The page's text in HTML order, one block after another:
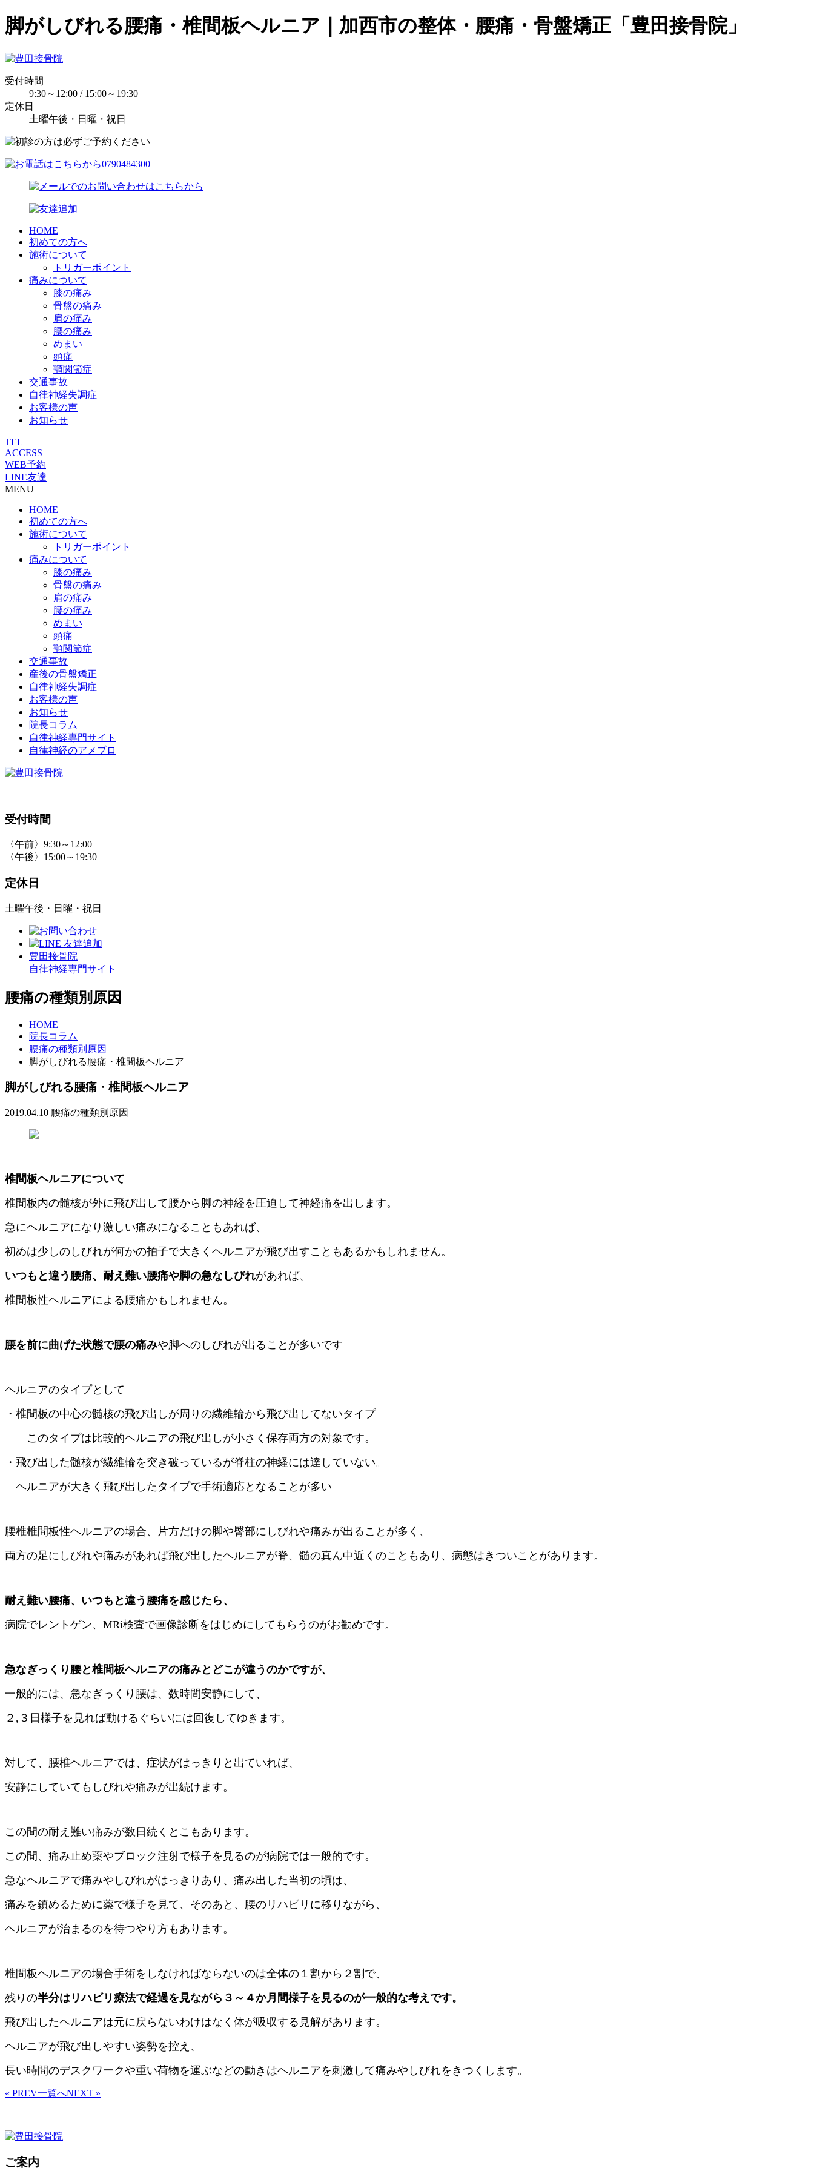
脚がしびれる腰痛・椎間板ヘルニア｜加西市の整体・腰痛・骨盤矯正「豊田接骨院」
受付時間
9:30～12:00 / 15:00～19:30
定休日
土曜午後・日曜・祝日
HOME
初めての方へ
施術について
トリガーポイント
痛みについて
膝の痛み
骨盤の痛み
肩の痛み
腰の痛み
めまい
頭痛
顎関節症
交通事故
自律神経失調症
お客様の声
お知らせ
TEL
ACCESS
WEB予約
LINE友達
MENU
HOME
初めての方へ
施術について
トリガーポイント
痛みについて
膝の痛み
骨盤の痛み
肩の痛み
腰の痛み
めまい
頭痛
顎関節症
交通事故
産後の骨盤矯正
自律神経失調症
お客様の声
お知らせ
院長コラム
自律神経専門サイト
自律神経のアメブロ
受付時間
〈午前〉9:30～12:00
〈午後〉15:00～19:30
定休日
土曜午後・日曜・祝日
豊田接骨院
自律神経専門サイト
腰痛の種類別原因
HOME
院長コラム
腰痛の種類別原因
脚がしびれる腰痛・椎間板ヘルニア
脚がしびれる腰痛・椎間板ヘルニア
2019.04.10 腰痛の種類別原因
椎間板ヘルニアについて
椎間板内の髄核が外に飛び出して腰から脚の神経を圧迫して神経痛を出します。
急にヘルニアになり激しい痛みになることもあれば、
初めは少しのしびれが何かの拍子で大きくヘルニアが飛び出すこともあるかもしれません。
いつもと違う腰痛、耐え難い腰痛や脚の急なしびれがあれば、
椎間板性ヘルニアによる腰痛かもしれません。
腰を前に曲げた状態で腰の痛みや脚へのしびれが出ることが多いです
ヘルニアのタイプとして
・椎間板の中心の髄核の飛び出しが周りの繊維輪から飛び出してないタイプ
このタイプは比較的ヘルニアの飛び出しが小さく保存両方の対象です。
・飛び出した髄核が繊維輪を突き破っているが脊柱の神経には達していない。
ヘルニアが大きく飛び出したタイプで手術適応となることが多い
腰椎椎間板性ヘルニアの場合、片方だけの脚や臀部にしびれや痛みが出ることが多く、
両方の足にしびれや痛みがあれば飛び出したヘルニアが脊、髄の真ん中近くのこともあり、 病態はきついことがあります。
耐え難い腰痛、いつもと違う腰痛を感じたら、
病院でレントゲン、MRi検査で画像診断をはじめにしてもらうのがお勧めです。
急なぎっくり腰と椎間板ヘルニアの痛みとどこが違うのかですが、
一般的には、急なぎっくり腰は、数時間安静にして、
２,３日様子を見れば動けるぐらいには回復してゆきます。
対して、腰椎ヘルニアでは、症状がはっきりと出ていれば、
安静にしていてもしびれや痛みが出続けます。
この間の耐え難い痛みが数日続くとこもあります。
この間、痛み止め薬やブロック注射で様子を見るのが病院では一般的です。
急なヘルニアで痛みやしびれがはっきりあり、痛み出した当初の頃は、
痛みを鎮めるために薬で様子を見て、そのあと、腰のリハビリに移りながら、
ヘルニアが治まるのを待つやり方もあります。
椎間板ヘルニアの場合手術をしなければならないのは全体の１割から２割で、
残りの半分はリハビリ療法で経過を見ながら３～４か月間様子を見るのが一般的な考えです。
飛び出したヘルニアは元に戻らないわけはなく体が吸収する見解があります。
ヘルニアが飛び出しやすい姿勢を控え、
長い時間のデスクワークや重い荷物を運ぶなどの動きはヘルニアを刺激して痛みやしびれをきつくします。
« PREV一覧へNEXT »
ご案内